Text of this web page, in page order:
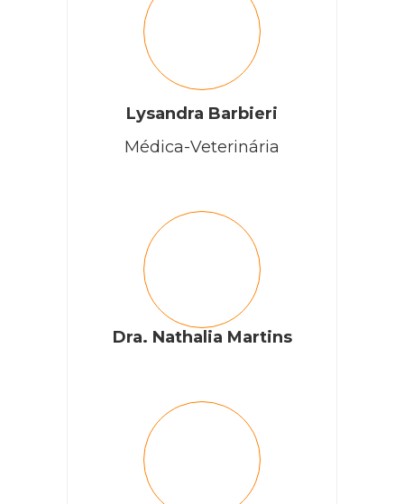
Lysandra Barbieri
Médica-Veterinária
Dra. Nathalia Martins